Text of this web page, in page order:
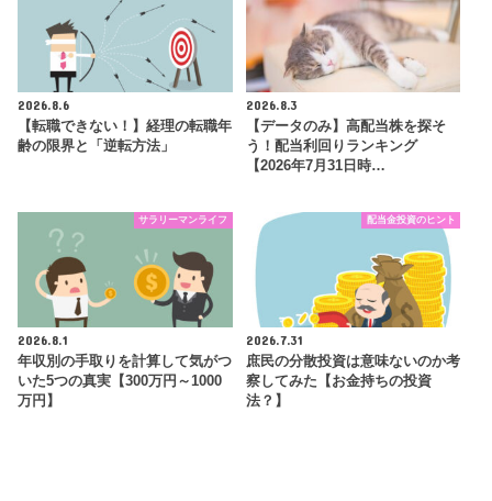
2026.8.6
【転職できない！】経理の転職年
齢の限界と「逆転方法」
2026.8.3
【データのみ】高配当株を探そ
う！配当利回りランキング
【2026年7月31日時…
サラリーマンライフ
2026.8.1
年収別の手取りを計算して気がつ
いた5つの真実【300万円～1000
万円】
配当金投資のヒント
2026.7.31
庶民の分散投資は意味ないのか考
察してみた【お金持ちの投資
法？】